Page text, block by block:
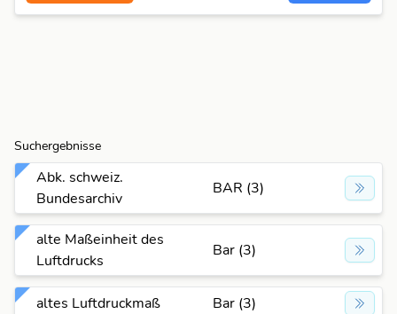
Suchergebnisse
Abk. schweiz.
Bundesarchiv
BAR (3)
alte Maßeinheit des
Luftdrucks
Bar (3)
altes Luftdruckmaß Bar (3)